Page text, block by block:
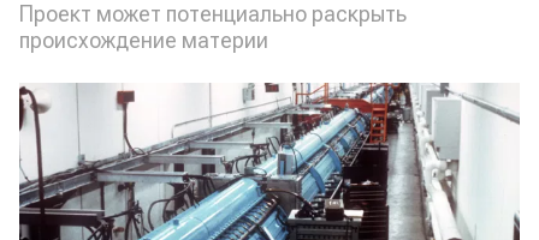
Проект может потенциально раскрыть
происхождение материи